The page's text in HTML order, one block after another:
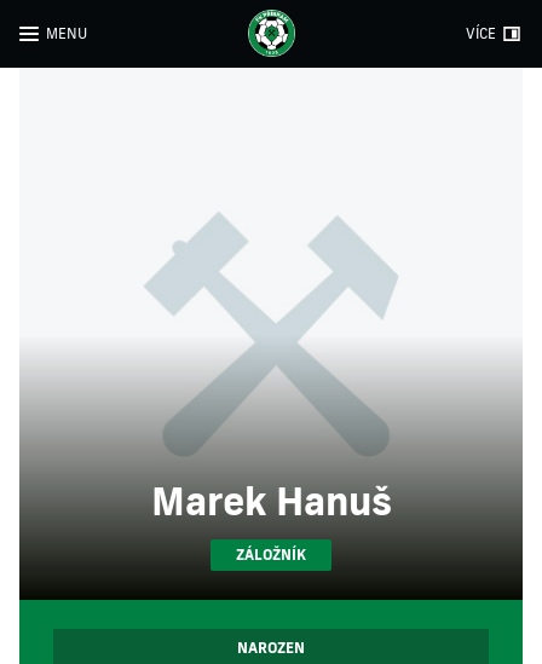
MENU VÍCE
Marek Hanuš
ZÁLOŽNÍK
NAROZEN